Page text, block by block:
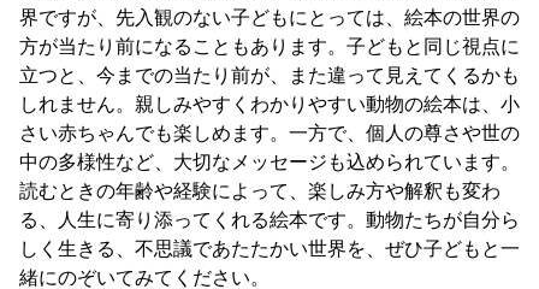
界ですが、先入観のない子どもにとっては、絵本の世界の
方が当たり前になることもあります。子どもと同じ視点に
立つと、今までの当たり前が、また違って見えてくるかも
しれません。親しみやすくわかりやすい動物の絵本は、小
さい赤ちゃんでも楽しめます。一方で、個人の尊さや世の
中の多様性など、大切なメッセージも込められています。
読むときの年齢や経験によって、楽しみ方や解釈も変わ
る、人生に寄り添ってくれる絵本です。動物たちが自分ら
しく生きる、不思議であたたかい世界を、ぜひ子どもと一
緒にのぞいてみてください。